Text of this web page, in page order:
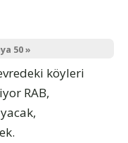
50 »
köyleri
RAB,